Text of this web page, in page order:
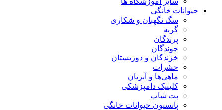
حیوانات خانگی
سگ نگهبان و شکاری
گربه
پرندگان
جوندگان
خزندگان و دوزیستان
حشرات
ماهی‌ها و آبزیان
کلینیک دامپزشکی
پت شاپ
پانسیون حیوانات خانگی